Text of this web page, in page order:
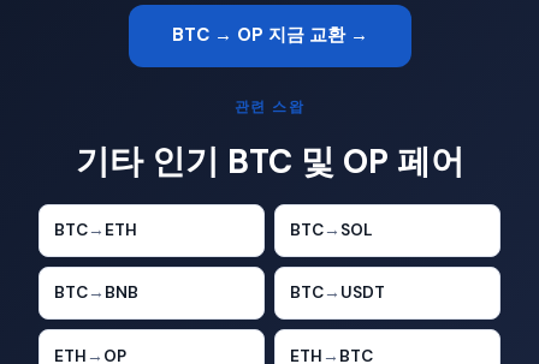
BTC → OP 지금 교환 →
관련 스왑
기타 인기 BTC 및 OP 페어
BTC→ ETH BTC→ SOL
BTC→ BNB BTC→ USDT
ETH → OP ETH → BTC